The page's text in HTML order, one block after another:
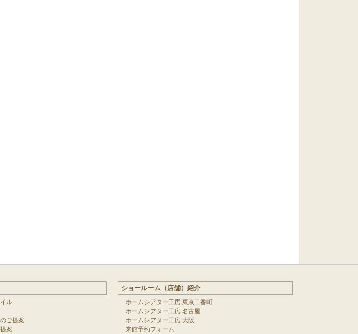
ル
ご提案
案
ショールーム（店舗）紹介
ホームシアター工房 東京二番町
ホームシアター工房 名古屋
ホームシアター工房 大阪
来館予約フォーム